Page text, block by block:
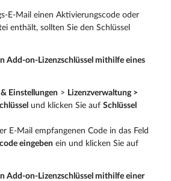
E-Mail einen Aktivierungscode oder
enthält, sollten Sie den Schlüssel
Add-on-Lizenzschlüssel mithilfe eines
& Einstellungen > Lizenzverwaltung >
und klicken Sie auf Schlüssel
E-Mail empfangenen Code in das Feld
eingeben ein und klicken Sie auf
Add-on-Lizenzschlüssel mithilfe einer